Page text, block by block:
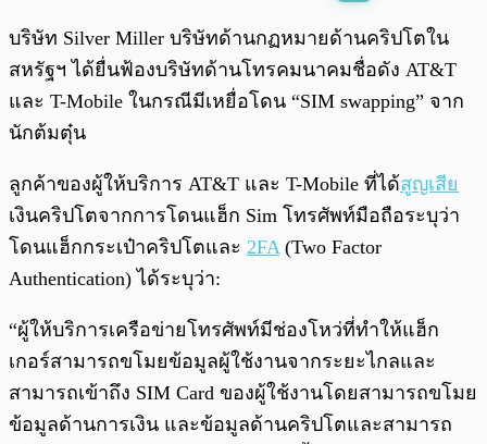
0:00 /0:00
บริษัท Silver Miller บริษัทด้านกฏหมายด้านคริปโตใน
สหรัฐฯ ได้ยื่นฟ้องบริษัทด้านโทรคมนาคมชื่อดัง AT&T
และ T-Mobile ในกรณีมีเหยื่อโดน “SIM swapping” จาก
นักต้มตุ๋น
ลูกค้าของผู้ให้บริการ AT&T และ T-Mobile ที่ได้สูญเสีย
เงินคริปโตจากการโดนแฮ็ก Sim โทรศัพท์มือถือระบุว่า
โดนแฮ็กกระเป๋าคริปโตและ 2FA(Two Factor
Authentication) ได้ระบุว่า:
“ผู้ให้บริการเครือข่ายโทรศัพท์มีช่องโหว่ที่ทำให้แฮ็ก
เกอร์สามารถขโมยข้อมูลผู้ใช้งานจากระยะไกลและ
สามารถเข้าถึง SIM Card ของผู้ใช้งานโดยสามารถขโมย
ข้อมูลด้านการเงิน และข้อมูลด้านคริปโตและสามารถ